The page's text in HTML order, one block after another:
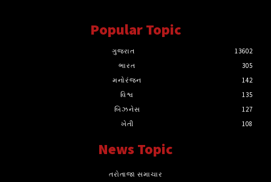
Popular Topic
ગુજરાત
13602
ભારત
305
મનોરંજન
142
વિશ્વ
135
બિઝનેસ
127
ખેતી
108
News Topic
તરોતાજા સમાચાર